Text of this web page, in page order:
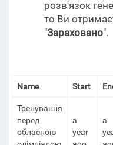
розв'язок
то Ви
"Зараховано".
Name Start
Тренування
перед
обласною
a
year
a